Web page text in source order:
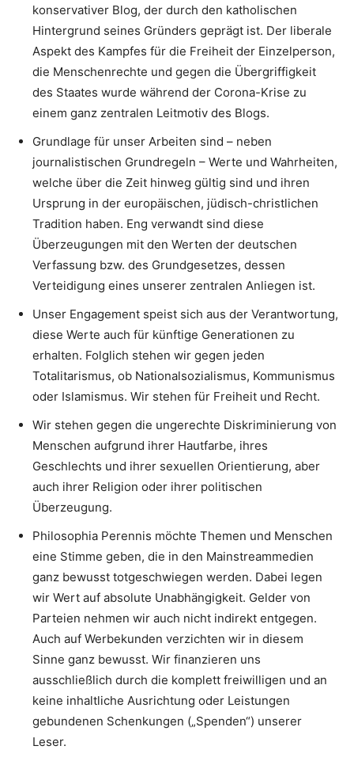
konservativer Blog, der durch den katholischen
Hintergrund seines Gründers geprägt ist. Der liberale
Aspekt des Kampfes für die Freiheit der Einzelperson,
die Menschenrechte und gegen die Übergriffigkeit
des Staates wurde während der Corona-Krise zu
einem ganz zentralen Leitmotiv des Blogs.
Grundlage für unser Arbeiten sind – neben
journalistischen Grundregeln – Werte und Wahrheiten,
welche über die Zeit hinweg gültig sind und ihren
Ursprung in der europäischen, jüdisch-christlichen
Tradition haben. Eng verwandt sind diese
Überzeugungen mit den Werten der deutschen
Verfassung bzw. des Grundgesetzes, dessen
Verteidigung eines unserer zentralen Anliegen ist.
Unser Engagement speist sich aus der Verantwortung,
diese Werte auch für künftige Generationen zu
erhalten. Folglich stehen wir gegen jeden
Totalitarismus, ob Nationalsozialismus, Kommunismus
oder Islamismus. Wir stehen für Freiheit und Recht.
Wir stehen gegen die ungerechte Diskriminierung von
Menschen aufgrund ihrer Hautfarbe, ihres
Geschlechts und ihrer sexuellen Orientierung, aber
auch ihrer Religion oder ihrer politischen
Überzeugung.
Philosophia Perennis möchte Themen und Menschen
eine Stimme geben, die in den Mainstreammedien
ganz bewusst totgeschwiegen werden. Dabei legen
wir Wert auf absolute Unabhängigkeit. Gelder von
Parteien nehmen wir auch nicht indirekt entgegen.
Auch auf Werbekunden verzichten wir in diesem
Sinne ganz bewusst. Wir finanzieren uns
ausschließlich durch die komplett freiwilligen und an
keine inhaltliche Ausrichtung oder Leistungen
gebundenen Schenkungen („Spenden“) unserer
Leser.